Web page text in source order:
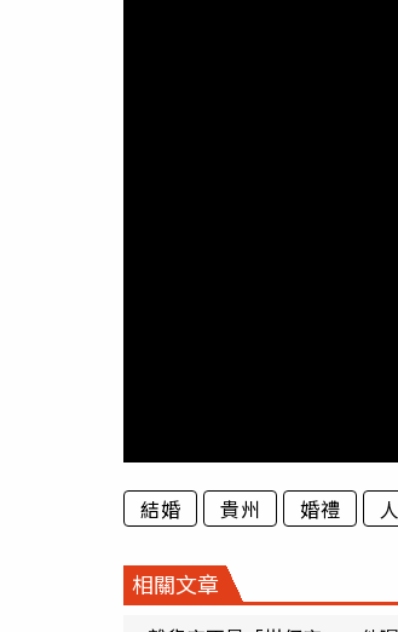
結婚 貴州 婚禮
相關文章